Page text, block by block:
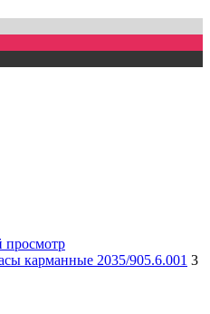
просмотр
карманные 2035/905.6.001 3